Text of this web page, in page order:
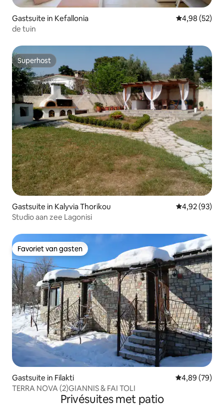
Gastsuite in Kefallonia Gemiddelde
4,98 (52)
de tuin
Superhost
Superhost
Gastsuite in Kalyvia Thorikou Gemiddelde
4,92 (93)
Studio aan zee Lagonisi
Favoriet van gasten
Favoriet van gasten
Gastsuite in Filakti Gemiddelde
4,89 (79)
TERRA NOVA (2)GIANNIS & FAI TOLI
Privésuites met patio